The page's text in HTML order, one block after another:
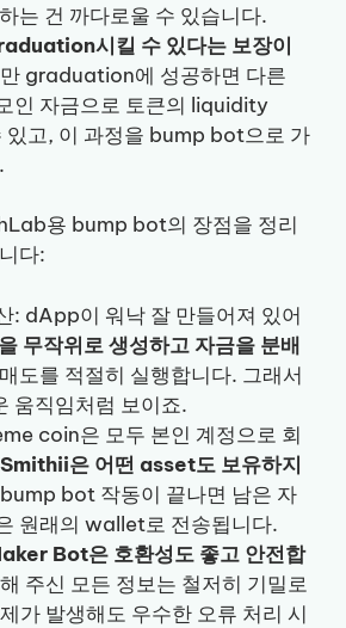
는 건 까다로울 수 있습니다.
시킬 수 있다는 보장이
graduation에 성공하면 다른
인 자금으로 토큰의 liquidity
있고, 이 과정을 bump bot으로 가
용 bump bot의 장점을 정리
다:
: dApp이 워낙 잘 만들어져 있어
무작위로 생성하고 자금을 분배
도를 적절히 실행합니다. 그래서
움직임처럼 보이죠.
coin은 모두 본인 계정으로 회
Smithii은 어떤 asset도 보유하지
bot 작동이 끝나면 남은 자
원래의 wallet로 전송됩니다.
Bot은 호환성도 좋고 안전합
주신 모든 정보는 철저히 기밀로
가 발생해도 우수한 오류 처리 시